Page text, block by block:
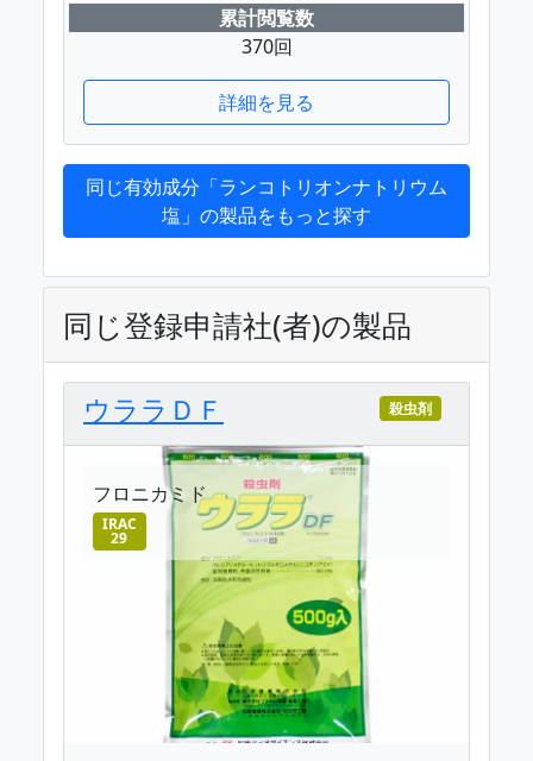
累計閲覧数
370回
詳細を見る
同じ有効成分「ランコトリオンナトリウム
塩」の製品をもっと探す
同じ登録申請社(者)の製品
ウララＤＦ 殺虫剤
フロニカミド
IRAC
29